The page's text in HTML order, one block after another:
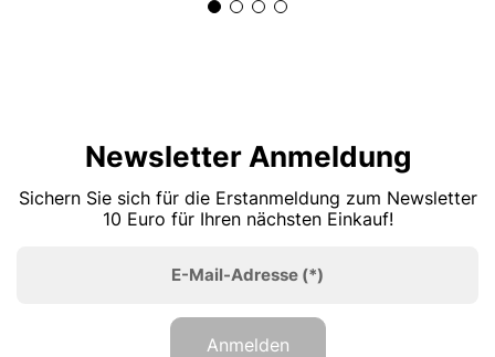
Newsletter Anmeldung
Sichern Sie sich für die Erstanmeldung zum Newsletter
10 Euro für Ihren nächsten Einkauf!
E-Mail-Adresse (*)
Anmelden